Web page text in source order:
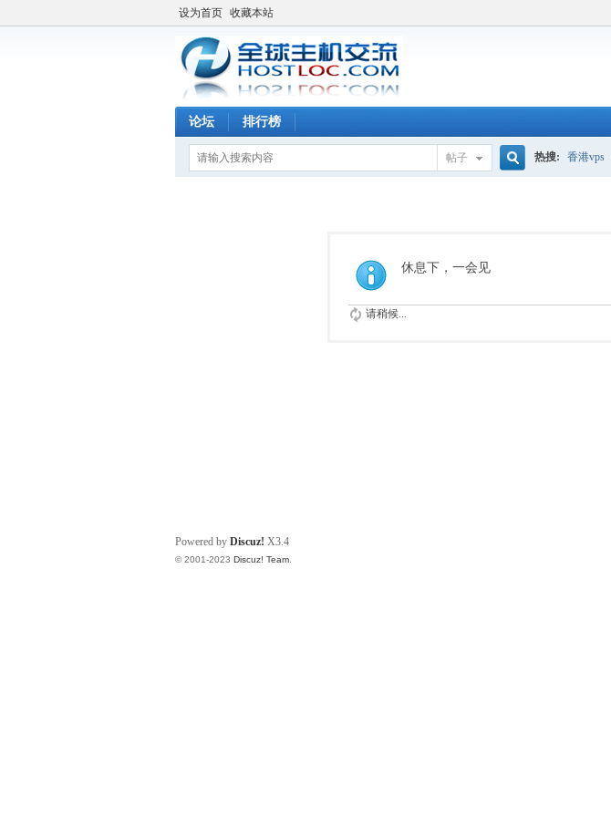
设为首页 收藏本站
论坛 排行榜
帖子 热搜: 香港vps
休息下，一会见
请稍候...
Powered by Discuz! X3.4
© 2001-2023 Discuz! Team